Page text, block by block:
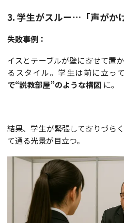
3. 学生がスルー…「声がか
失敗事例：
イスとテーブルが壁に寄せて置
るスタイル。学生は前に立っ
で“説教部屋”のような構図 に。
結果、学生が緊張して寄りづら
て通る光景が目立つ。